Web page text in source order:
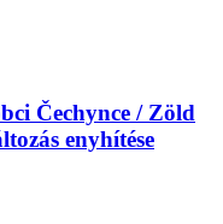
Čechynce / Zöld
enyhítése